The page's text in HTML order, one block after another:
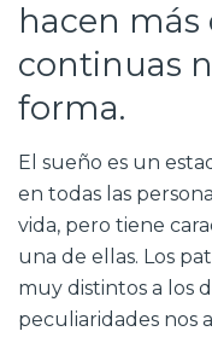
hacen más
continuas
forma.
El sueño es un
en todas las
vida, pero tiene
una de ellas. Los
muy distintos a los
peculiaridades nos